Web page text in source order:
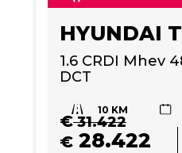
HYUNDAI
1.6 CRDI Mhev
DCT
10 KM
€31.422
€ 28.422